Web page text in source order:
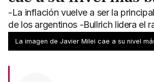
-La inflación vuelve a ser la
de los argentinos -Bullrich lidera el
imagen que enterró a Milei
La imagen de Javier Milei cae a su nivel